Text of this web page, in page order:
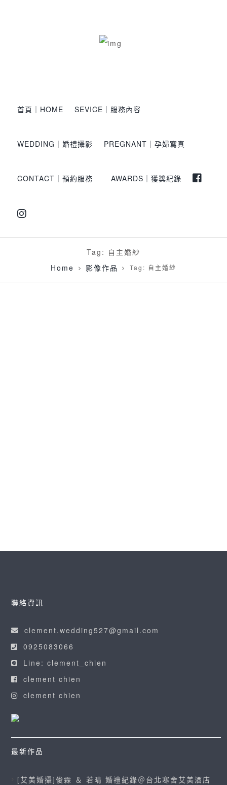
首頁｜HOME SEVICE｜服務內容
WEDDING｜婚禮攝影 PREGNANT｜孕婦寫真
CONTACT｜預約服務 AWARDS｜獲獎紀錄
Tag: 自主婚紗
Home
影像作品 Tag: 自主婚紗
聯絡資訊
clement.wedding527@gmail.com
0925083066
Line: clement_chien
clement chien
clement chien
最新作品
[艾美婚攝]俊霖 ＆ 若晴 婚禮紀錄＠台北寒舍艾美酒店